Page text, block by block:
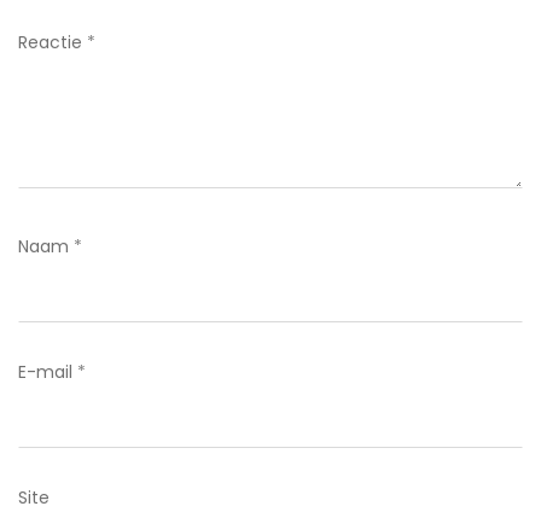
Reactie *
Naam *
E-mail *
Site